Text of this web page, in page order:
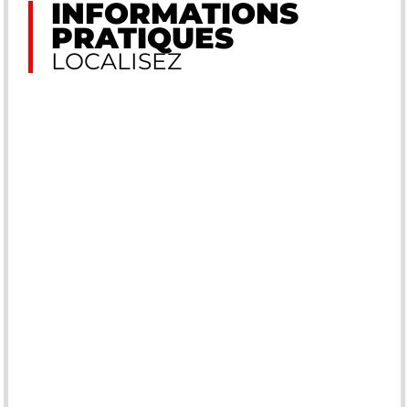
INFORMATIONS
PRATIQUES
LOCALISEZ